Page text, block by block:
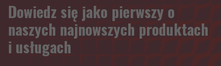
Dowiedz się jako pierwszy o
naszych najnowszych produktach
i usługach